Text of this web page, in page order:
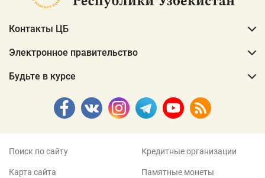
Контакты ЦБ
Электронное правительство
Будьте в курсе
Поиск по сайту
Карта сайта
Кредитные организации
Памятные монеты